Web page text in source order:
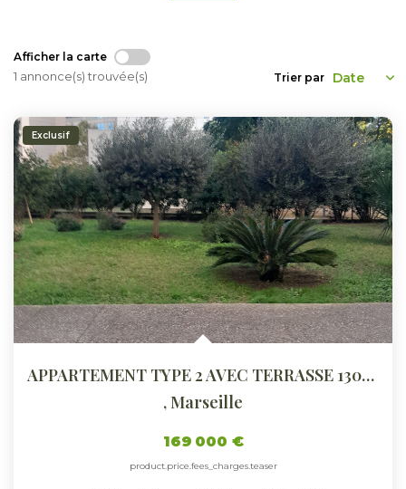
Nos Conseils Aux Locataires
VENDRE
ESTIMER
GESTION LOCATIVE
NOTRE AGENCE
CONTACT
Créer une alerte
Afficher la carte
1 annonce(s) trouvée(s) Trier par
Exclusif
APPARTEMENT TYPE 2 AVEC TERRASSE 13002
,Marseille
169 000 €
product.price.fees_charges.teaser